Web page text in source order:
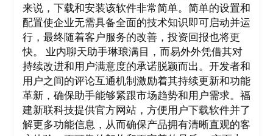
来说，下载和安装该软件非常简单。简单的设置和
配置使企业无需具备全面的技术知识即可启动并运
行，最终随着客户服务的改善，投资回报也将更
快。 业内聊天助手琳琅满目，而易外外凭借其对
持续改进和用户满意度的承诺脱颖而出。开发者和
用户之间的评论互通机制激励着其持续更新和功能
革新，确保助手能够紧跟市场趋势和用户需求。福
建新联科技提供官方网站，方便用户下载软件并了
解更多功能信息，从而确保产品拥有清晰直观的客